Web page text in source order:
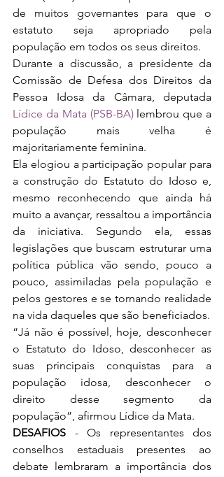
de muitos governantes para que o
estatuto seja apropriado pela
população em todos os seus direitos.
Durante a discussão, a presidente da
Comissão de Defesa dos Direitos da
Lídice da Mata (PSB-BA) lembrou que a
população mais velha é
majoritariamente feminina.
Ela elogiou a participação popular para
a construção do Estatuto do Idoso e,
mesmo reconhecendo que ainda há
muito a avançar, ressaltou a importância
da iniciativa. Segundo ela, essas
legislações que buscam estruturar uma
política pública vão sendo, pouco a
pouco, assimiladas pela população e
pelos gestores e se tornando realidade
na vida daqueles que são beneficiados.
“Já não é possível, hoje, desconhecer
o Estatuto do Idoso, desconhecer as
suas principais conquistas para a
população idosa, desconhecer o
direito desse segmento da
população”, afirmou Lídice da Mata.
DESAFIOS - Os representantes dos
conselhos estaduais presentes ao
debate lembraram a importância dos